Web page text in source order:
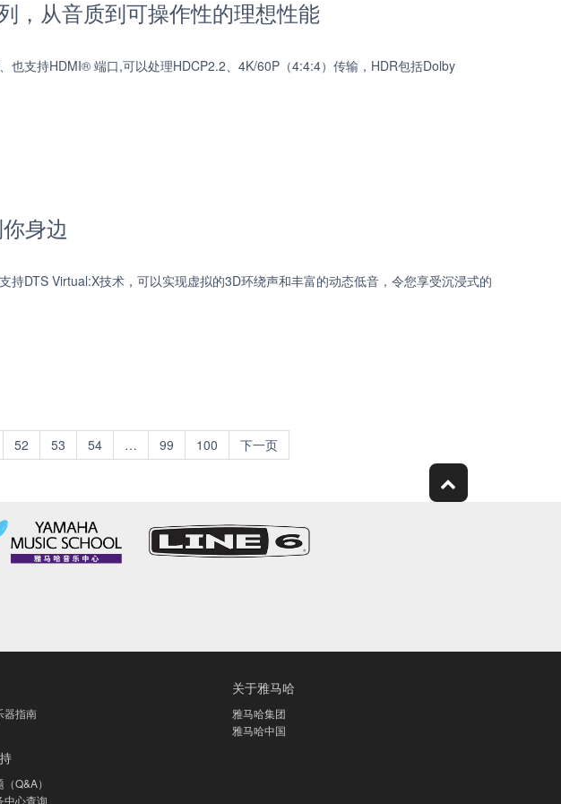
列，从音质到可操作性的理想性能
支持HDMI® 端口,可以处理HDCP2.2、4K/60P（4:4:4）传输，HDR包括Dolby
身边
DTS Virtual:X技术，可以实现虚拟的3D环绕声和丰富的动态低音，令您享受沉浸式的
52 53 54 … 99 100 下一页
器指南
Q&A）
中心查询
关于雅马哈
雅马哈集团
雅马哈中国